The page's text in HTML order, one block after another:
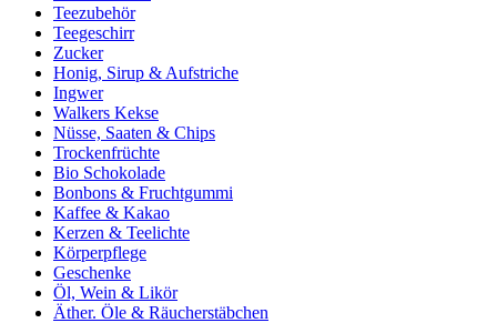
Teezubehör
Teegeschirr
Zucker
Honig, Sirup & Aufstriche
Ingwer
Walkers Kekse
Nüsse, Saaten & Chips
Trockenfrüchte
Bio Schokolade
Bonbons & Fruchtgummi
Kaffee & Kakao
Kerzen & Teelichte
Körperpflege
Geschenke
Öl, Wein & Likör
Äther. Öle & Räucherstäbchen